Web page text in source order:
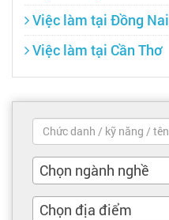
Việc làm tại Đồng Nai
Việc làm tại Cần Thơ
Chọn ngành nghề
Chọn địa điểm